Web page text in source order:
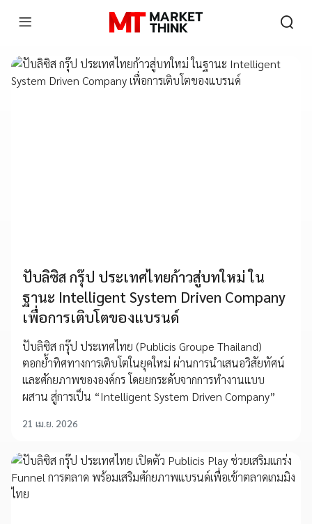
ปับลิซิส กรุ๊ป ประเทศไทยก้าวสู่บทใหม่ ใน
ฐานะ Intelligent System Driven Company
เพื่อการเติบโตของแบรนด์
ปับลิซิส กรุ๊ป ประเทศไทย (Publicis Groupe Thailand)
ตอกย้ำทิศทางการเติบโตในยุคใหม่ ผ่านการนำเสนอวิสัยทัศน์
และศักยภาพขององค์กร โดยยกระดับจากการทำงานแบบ
ผสาน สู่การเป็น “Intelligent System Driven Company”
21 เม.ย. 2026